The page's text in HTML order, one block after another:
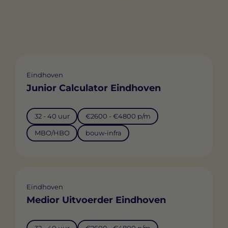
Eindhoven
Junior Calculator Eindhoven
32 - 40 uur €2600 - €4800 p/m
MBO/HBO bouw-infra
Eindhoven
Medior Uitvoerder Eindhoven